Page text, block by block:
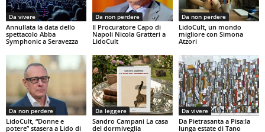
Da vivere
Annullata la data dello
spettacolo Abba
Symphonic a Seravezza
Da non perdere
Il Procuratore Capo di
Napoli Nicola Gratteri a
LidoCult
Da non perdere
LidoCult, un mondo
migliore con Simona
Atzori
Da non perdere
LidoCult, “Donne e
potere” stasera a Lido di
Da leggere
Sandro Campani La casa
del dormiveglia
Da vivere
Da Pietrasanta a Pisa:la
lunga estate di Tano